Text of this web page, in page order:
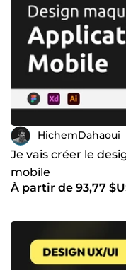
HichemDahaoui
Je vais créer le
mobile
À partir de 93,77